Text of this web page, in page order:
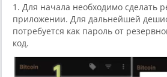
1. Для начала необходимо сделать
приложении. Для дальнейшей
потребуется как пароль от
код.